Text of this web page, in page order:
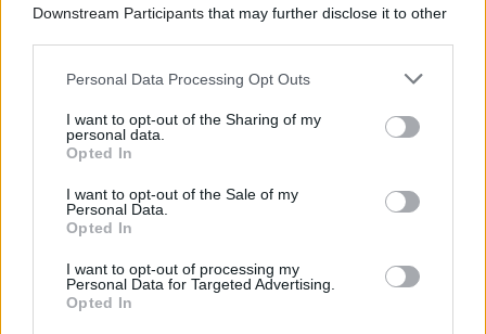
Downstream Participants that may further disclose it to other
Personal Data Processing Opt Outs
I want to opt-out of the Sharing of my
personal data.
Opted In
I want to opt-out of the Sale of my
Personal Data.
Opted In
I want to opt-out of processing my
Personal Data for Targeted Advertising.
Opted In